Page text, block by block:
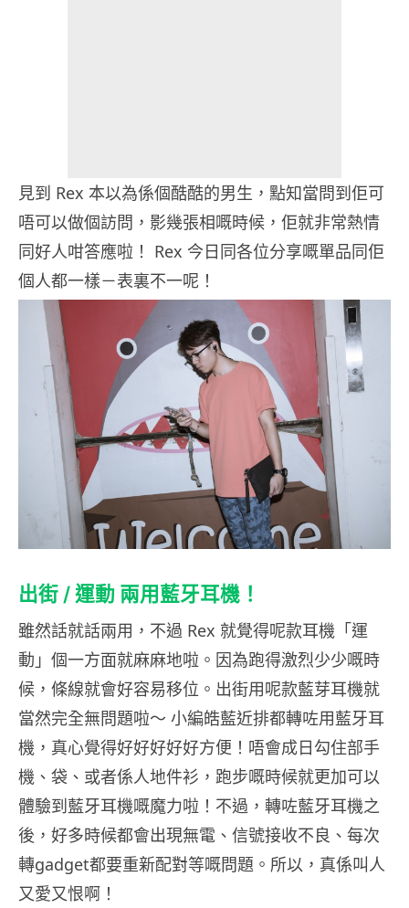
見到 Rex 本以為係個酷酷的男生，點知當問到佢可
唔可以做個訪問，影幾張相嘅時候，佢就非常熱情
同好人咁答應啦！ Rex 今日同各位分享嘅單品同佢
個人都一樣－表裏不一呢！
出街 / 運動 兩用藍牙耳機！
雖然話就話兩用，不過 Rex 就覺得呢款耳機「運
動」個一方面就麻麻地啦。因為跑得激烈少少嘅時
候，條線就會好容易移位。出街用呢款藍芽耳機就
當然完全無問題啦～ 小編皓藍近排都轉咗用藍牙耳
機，真心覺得好好好好好方便！唔會成日勾住部手
機、袋、或者係人地件衫，跑步嘅時候就更加可以
體驗到藍牙耳機嘅魔力啦！不過，轉咗藍牙耳機之
後，好多時候都會出現無電、信號接收不良、每次
轉gadget都要重新配對等嘅問題。所以，真係叫人
又愛又恨啊！